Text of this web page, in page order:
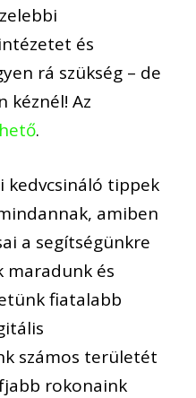
és
rá szükség – de
kéznél! Az
.
kedvcsináló tippek
amiben
a segítségünkre
maradunk és
fiatalabb
számos területét
rokonaink